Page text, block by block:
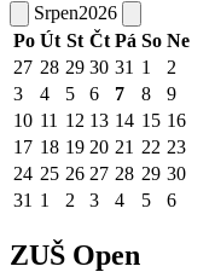
Srpen2026
Po Út St Čt Pá So Ne
27 28 29 30 31 1
2
3
4 5 6 7 8
9
10 11 12 13 14 15 16
17 18 19 20 21 22 23
24 25 26 27 28 29 30
31 1 2 3 4 5 6
ZUŠ Open